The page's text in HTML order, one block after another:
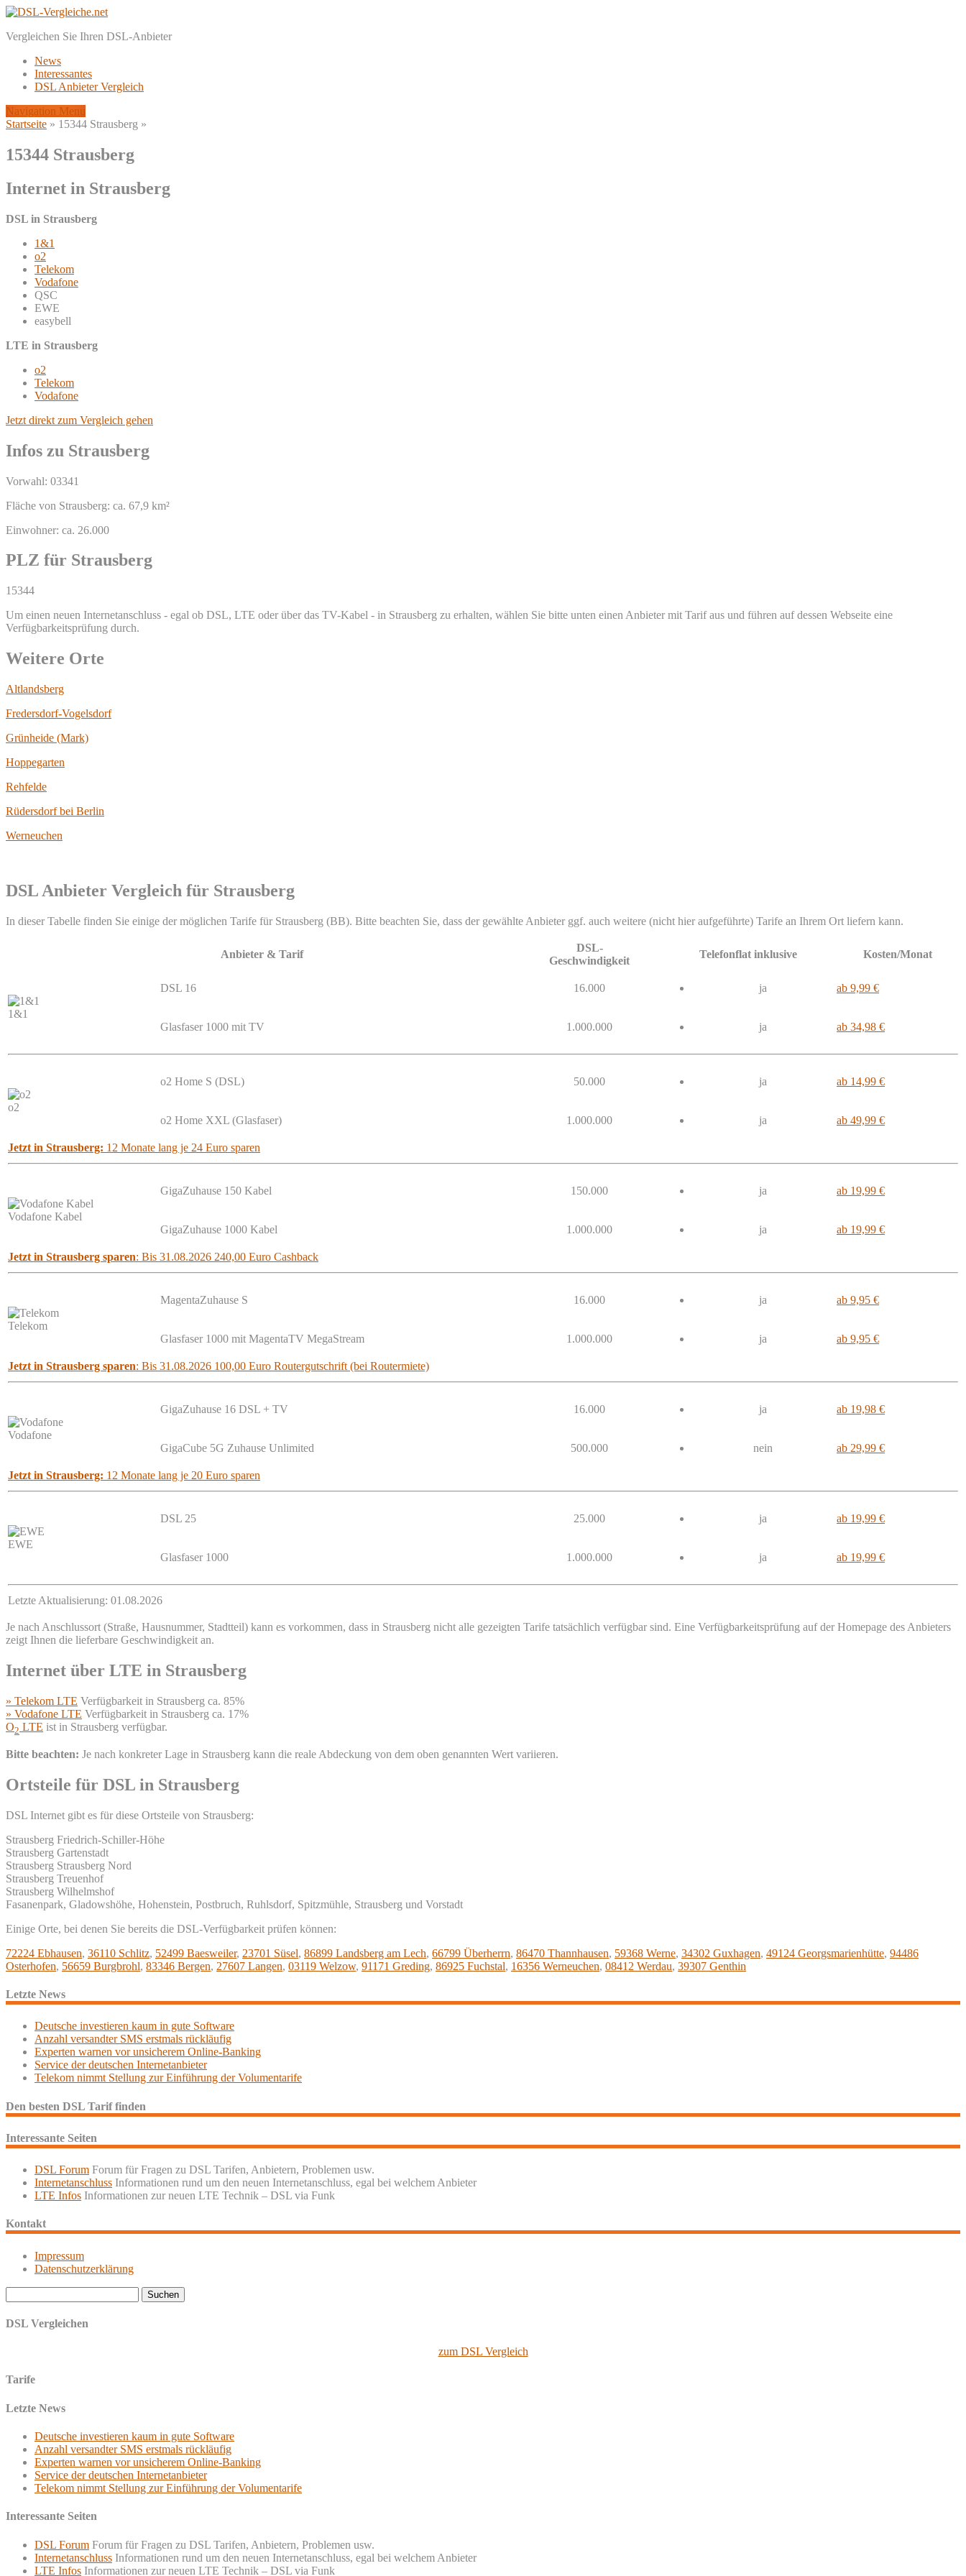
Vergleichen Sie Ihren DSL-Anbieter
News
Interessantes
DSL Anbieter Vergleich
Navigation Menu
Startseite » 15344 Strausberg »
15344 Strausberg
Internet in Strausberg
DSL in Strausberg
1&1
o2
Telekom
Vodafone
QSC
EWE
easybell
LTE in Strausberg
o2
Telekom
Vodafone
Jetzt direkt zum Vergleich gehen
Infos zu Strausberg
Vorwahl: 03341
Fläche von Strausberg: ca. 67,9 km²
Einwohner: ca. 26.000
PLZ für Strausberg
15344
Um einen neuen Internetanschluss - egal ob DSL, LTE oder über das TV-Kabel - in Strausberg zu erhalten, wählen Sie bitte unten einen Anbieter mit Tarif aus und führen auf dessen Webseite eine
Verfügbarkeitsprüfung durch.
Weitere Orte
Altlandsberg
Fredersdorf-Vogelsdorf
Grünheide (Mark)
Hoppegarten
Rehfelde
Rüdersdorf bei Berlin
Werneuchen
DSL Anbieter Vergleich für Strausberg
In dieser Tabelle finden Sie einige der möglichen Tarife für Strausberg (BB). Bitte beachten Sie, dass der gewählte Anbieter ggf. auch weitere (nicht hier aufgeführte) Tarife an Ihrem Ort liefern kann.
Anbieter & Tarif
DSL-
Geschwindigkeit
Telefonflat inklusive Kosten/Monat
1&1
DSL 16 16.000 ja ab 9,99 €
Glasfaser 1000 mit TV 1.000.000 ja ab 34,98 €
o2
o2 Home S (DSL) 50.000 ja ab 14,99 €
o2 Home XXL (Glasfaser) 1.000.000 ja ab 49,99 €
Jetzt in Strausberg: 12 Monate lang je 24 Euro sparen
Vodafone Kabel
GigaZuhause 150 Kabel 150.000 ja ab 19,99 €
GigaZuhause 1000 Kabel 1.000.000 ja ab 19,99 €
Jetzt in Strausberg sparen: Bis 31.08.2026 240,00 Euro Cashback
Telekom
MagentaZuhause S 16.000 ja ab 9,95 €
Glasfaser 1000 mit MagentaTV MegaStream 1.000.000 ja ab 9,95 €
Jetzt in Strausberg sparen: Bis 31.08.2026 100,00 Euro Routergutschrift (bei Routermiete)
Vodafone
GigaZuhause 16 DSL + TV 16.000 ja ab 19,98 €
GigaCube 5G Zuhause Unlimited 500.000 nein ab 29,99 €
Jetzt in Strausberg: 12 Monate lang je 20 Euro sparen
EWE
DSL 25 25.000 ja ab 19,99 €
Glasfaser 1000 1.000.000 ja ab 19,99 €
Letzte Aktualisierung: 01.08.2026
Je nach Anschlussort (Straße, Hausnummer, Stadtteil) kann es vorkommen, dass in Strausberg nicht alle gezeigten Tarife tatsächlich verfügbar sind. Eine Verfügbarkeitsprüfung auf der Homepage des Anbieters
zeigt Ihnen die lieferbare Geschwindigkeit an.
Internet über LTE in Strausberg
» Telekom LTE Verfügbarkeit in Strausberg ca. 85%
» Vodafone LTE Verfügbarkeit in Strausberg ca. 17%
O2 LTE ist in Strausberg verfügbar.
Bitte beachten: Je nach konkreter Lage in Strausberg kann die reale Abdeckung von dem oben genannten Wert variieren.
Ortsteile für DSL in Strausberg
DSL Internet gibt es für diese Ortsteile von Strausberg:
Strausberg Friedrich-Schiller-Höhe
Strausberg Gartenstadt
Strausberg Strausberg Nord
Strausberg Treuenhof
Strausberg Wilhelmshof
Fasanenpark, Gladowshöhe, Hohenstein, Postbruch, Ruhlsdorf, Spitzmühle, Strausberg und Vorstadt
Einige Orte, bei denen Sie bereits die DSL-Verfügbarkeit prüfen können:
72224 Ebhausen, 36110 Schlitz, 52499 Baesweiler, 23701 Süsel, 86899 Landsberg am Lech, 66799 Überherrn, 86470 Thannhausen, 59368 Werne, 34302 Guxhagen, 49124 Georgsmarienhütte, 94486
Osterhofen, 56659 Burgbrohl, 83346 Bergen, 27607 Langen, 03119 Welzow, 91171 Greding, 86925 Fuchstal, 16356 Werneuchen, 08412 Werdau, 39307 Genthin
Letzte News
Deutsche investieren kaum in gute Software
Anzahl versandter SMS erstmals rückläufig
Experten warnen vor unsicherem Online-Banking
Service der deutschen Internetanbieter
Telekom nimmt Stellung zur Einführung der Volumentarife
Den besten DSL Tarif finden
Interessante Seiten
DSL Forum Forum für Fragen zu DSL Tarifen, Anbietern, Problemen usw.
Internetanschluss Informationen rund um den neuen Internetanschluss, egal bei welchem Anbieter
LTE Infos Informationen zur neuen LTE Technik – DSL via Funk
Kontakt
Impressum
Datenschutzerklärung
nach:
DSL Vergleichen
zum DSL Vergleich
Tarife
Letzte News
Deutsche investieren kaum in gute Software
Anzahl versandter SMS erstmals rückläufig
Experten warnen vor unsicherem Online-Banking
Service der deutschen Internetanbieter
Telekom nimmt Stellung zur Einführung der Volumentarife
Interessante Seiten
DSL Forum Forum für Fragen zu DSL Tarifen, Anbietern, Problemen usw.
Internetanschluss Informationen rund um den neuen Internetanschluss, egal bei welchem Anbieter
LTE Infos Informationen zur neuen LTE Technik – DSL via Funk